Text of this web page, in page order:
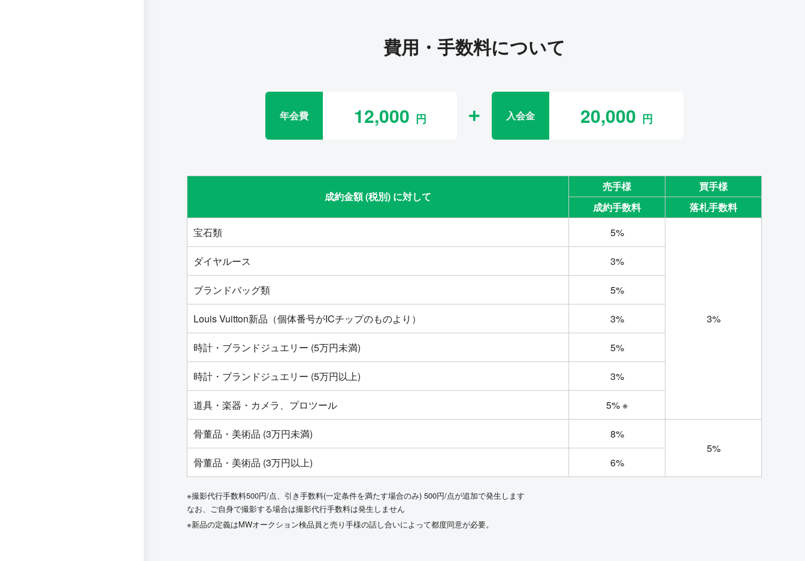
費用・手数料について
年会費 12,000 入会金 20,000
成約金額 (税別) に対して
売手様
買手様
成約手数料
落札手数料
宝石類
5%
3%
ダイヤルース 3%
ブランドバッグ類 5%
Louis Vuitton新品（個体番号がICチップのものより） 3%
時計・ブランドジュエリー (5万円未満) 5%
時計・ブランドジュエリー (5万円以上) 3%
道具・楽器・カメラ、プロツール 5% ※
骨董品・美術品 (3万円未満)
8%
5%
骨董品・美術品 (3万円以上)
6%
※撮影代行手数料500円/点、引き手数料(一定条件を満たす場合のみ) 500円/点が追加で発生します
なお、ご自身で撮影する場合は撮影代行手数料は発生しません
※新品の定義はMWオークション検品員と売り手様の話し合いによって都度同意が必要。